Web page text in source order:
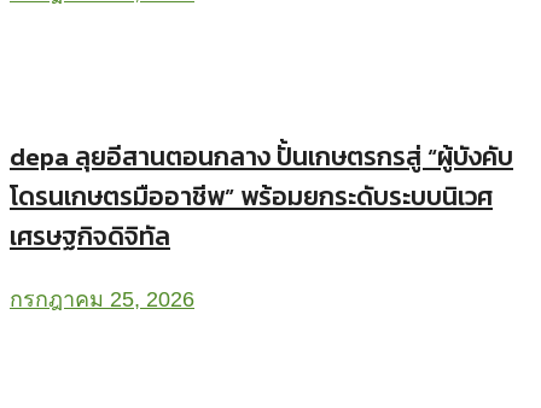
depa ลุยอีสานตอนกลาง ปั้นเกษตรกรสู่ “ผู้บังคับ
โดรนเกษตรมืออาชีพ” พร้อมยกระดับระบบนิเวศ
เศรษฐกิจดิจิทัล
กรกฎาคม 25, 2026